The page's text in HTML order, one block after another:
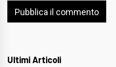
Ultimi Articoli